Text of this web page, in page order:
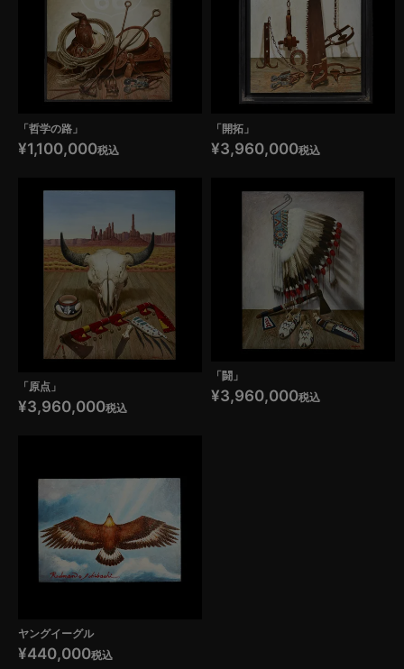
「哲学の路」
¥1,100,000税込
「開拓」
¥3,960,000税込
「原点」
¥3,960,000税込
「闘」
¥3,960,000税込
ヤングイーグル
¥440,000税込